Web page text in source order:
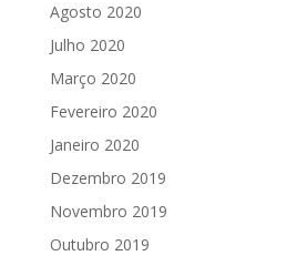
Agosto 2020
Julho 2020
Março 2020
Fevereiro 2020
Janeiro 2020
Dezembro 2019
Novembro 2019
Outubro 2019